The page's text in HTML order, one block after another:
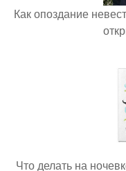
Как опоздание
Что делать на